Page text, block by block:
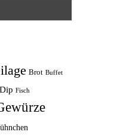
Brot Buffet
Dip Fisch